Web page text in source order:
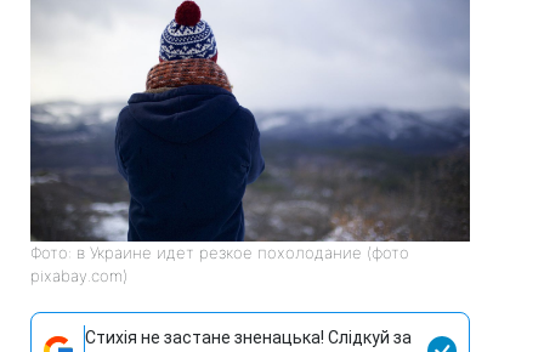
Фото: в Украине идет резкое похолодание (фото
pixabay.com)
Стихія не застане зненацька! Слідкуй за